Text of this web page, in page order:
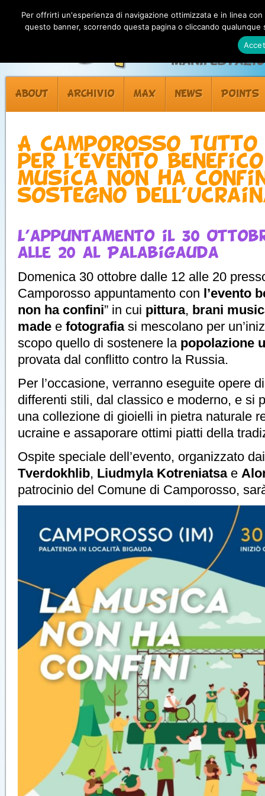
ABOUT ARCHIVIO MAX NEWS POINTS
A Camporosso
per l’evento benefico
musica non ha
sostegno
L’appuntamento il 30
alle 20 al Palabigauda
Domenica 30 ottobre dalle 12 alle 20
Camporosso appuntamento con l’evento
non ha confini” in cui pittura, brani
made e fotografiasi mescolano per
scopo quello di sostenere la popolazione
provata dal conflitto contro la Russia.
Per l’occasione, verranno eseguite opere
differenti stili, dal classico e moderno, e si
una collezione di gioielli in pietra naturale
ucraine e assaporare ottimi piatti della
Ospite speciale dell’evento, organizzato
Tverdokhlib, Liudmyla Kotreniatsae
patrocinio del Comune di Camporosso,
Per offrirti un'esperienza di navigazione ottimizzata e in linea
questo banner, scorrendo questa pagina o cliccando